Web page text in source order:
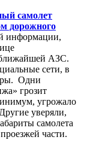
самолет
дорожного
информации,
ближайшей АЗС.
сети, в
Одни
грозит
угрожало
уверяли,
самолета
части.